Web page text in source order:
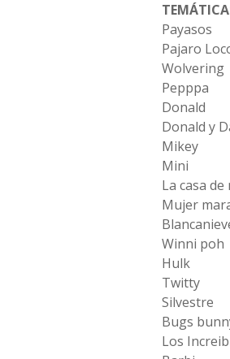
Payasos
Pajaro
Wolvering
Pepppa
Donald
Donald y
Mikey
Mini
La casa
Mujer
Winni poh
Hulk
Twitty
Silvestre
Bugs
Los